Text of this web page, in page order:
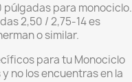
para monociclo.
2,50 / 2,75-14 es
o similar.
para tu Monociclo
no los encuentras en la